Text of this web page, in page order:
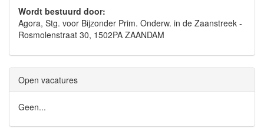
Wordt bestuurd door:
Agora, Stg. voor Bijzonder Prim. Onderw. in de Zaanstreek -
Rosmolenstraat 30, 1502PA ZAANDAM
Open vacatures
Geen...